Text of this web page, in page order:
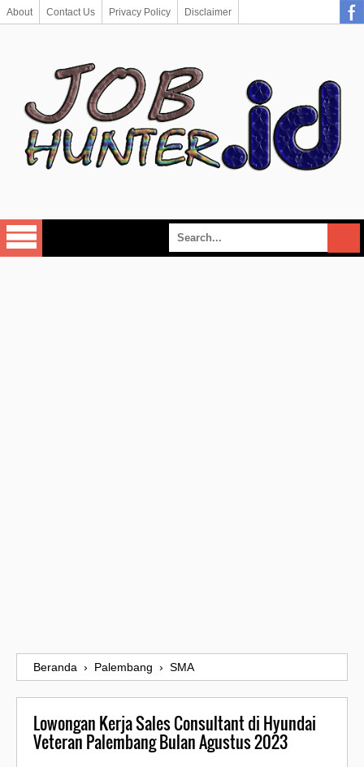
About Contact Us Privacy Policy Disclaimer
Beranda › Palembang › SMA
Lowongan Kerja Sales Consultant di Hyundai
Veteran Palembang Bulan Agustus 2023